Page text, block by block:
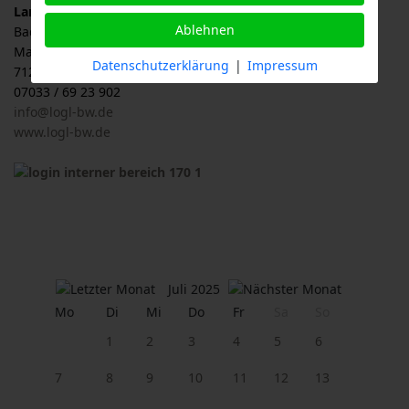
Landesverband für Obstbau, Garten und Landschaft
Baden-Württemberg e.V., LOGL
Malersbuckel 11
71263 Weil der Stadt
07033 / 69 23 902
info@logl-bw.de
www.logl-bw.de
Juli 2025
Mo
Di Mi Do Fr
1
2 3 4 5 6
7 8 9 10 11 12 13
Ablehnen
Datenschutzerklärung | Impressum